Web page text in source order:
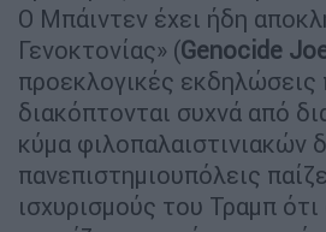
Ο Μπάιντεν έχει ήδη
Γενοκτονίας» (Genocide
προεκλογικές εκδηλώσεις
διακόπτονται συχνά από
κύμα φιλοπαλαιστινιακών
πανεπιστημιουπόλεις
ισχυρισμούς του Τραμπ